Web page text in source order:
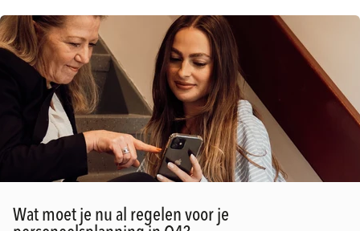
Wat moet je nu al regelen voor je